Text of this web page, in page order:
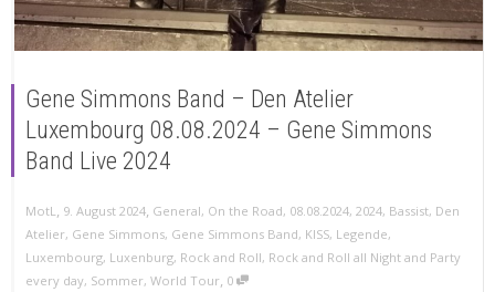
Gene Simmons Band – Den Atelier
Luxembourg 08.08.2024 – Gene Simmons
Band Live 2024
MotL, 9. August 2024, General, On the Road, 08.08.2024, 2024, Bassist, Den
Atelier, Gene Simmons, Gene Simmons Band, KISS, Legende,
Luxembourg, Luxenburg, Rock and Roll, Rock and Roll all Night and Party
every day, Sommer, World Tour, 0